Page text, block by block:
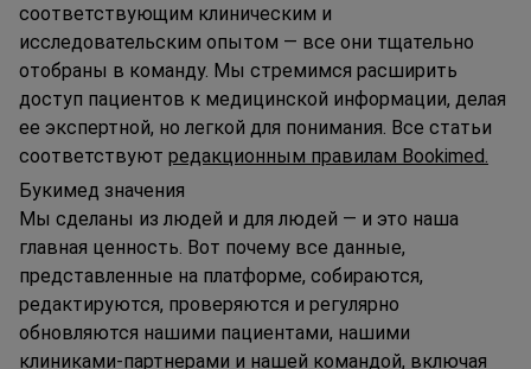
соответствующим клиническим и
исследовательским опытом — все они тщательно
отобраны в команду. Мы стремимся расширить
доступ пациентов к медицинской информации, делая
ее экспертной, но легкой для понимания. Все статьи
соответствуют редакционным правилам Bookimed.
Букимед значения
Мы сделаны из людей и для людей — и это наша
главная ценность. Вот почему все данные,
представленные на платформе, собираются,
редактируются, проверяются и регулярно
обновляются нашими пациентами, нашими
клиниками-партнерами и нашей командой, включая